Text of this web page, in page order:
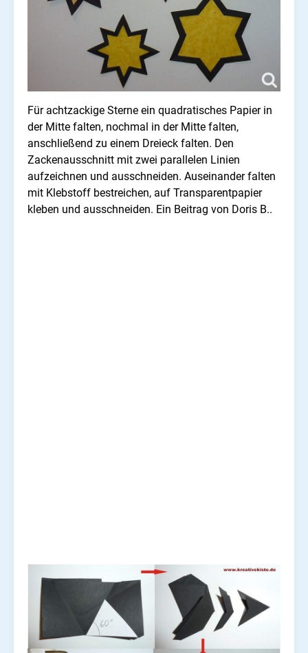
Für achtzackige Sterne ein quadratisches Papier in
der Mitte falten, nochmal in der Mitte falten,
anschließend zu einem Dreieck falten. Den
Zackenausschnitt mit zwei parallelen Linien
aufzeichnen und ausschneiden. Auseinander falten
mit Klebstoff bestreichen, auf Transparentpapier
kleben und ausschneiden. Ein Beitrag von Doris B..